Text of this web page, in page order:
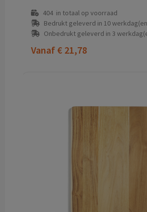
404in totaal op voorraad
Bedrukt geleverd in 10
Onbedrukt geleverd in 3
Vanaf € 21,78